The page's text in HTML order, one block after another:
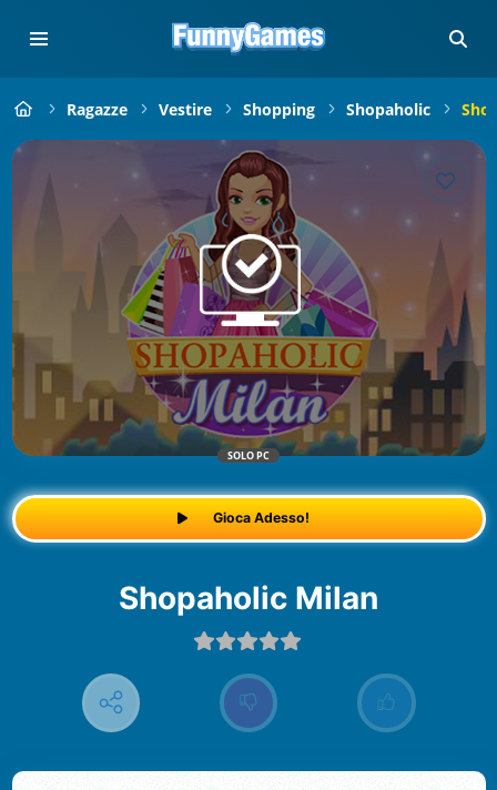
Ragazze Vestire Shopping Shopaholic
SOLO PC
Gioca Adesso!
Shopaholic Milan